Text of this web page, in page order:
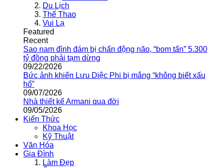
Du Lịch
Thể Thao
Vui Lạ
Featured
Recent
Sao nam đình đám bị chấn động não, “bom tấn” 5.300
tỷ đồng phải tạm dừng
09/22/2026
Bức ảnh khiến Lưu Diệc Phi bị mắng “không biết xấu
hổ”
09/07/2026
Nhà thiết kế Armani qua đời
09/05/2026
Kiến Thức
Khoa Học
Kỹ Thuật
Văn Hóa
Gia Đình
Làm Đẹp